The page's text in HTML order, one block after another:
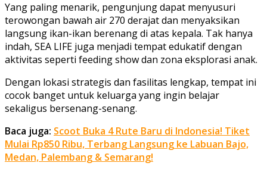
Yang paling menarik, pengunjung dapat menyusuri
terowongan bawah air 270 derajat dan menyaksikan
langsung ikan-ikan berenang di atas kepala. Tak hanya
indah, SEA LIFE juga menjadi tempat edukatif dengan
aktivitas seperti feeding show dan zona eksplorasi anak.
Dengan lokasi strategis dan fasilitas lengkap, tempat ini
cocok banget untuk keluarga yang ingin belajar
sekaligus bersenang-senang.
Baca juga: Scoot Buka 4 Rute Baru di Indonesia! Tiket
Mulai Rp850 Ribu, Terbang Langsung ke Labuan Bajo,
Medan, Palembang & Semarang!